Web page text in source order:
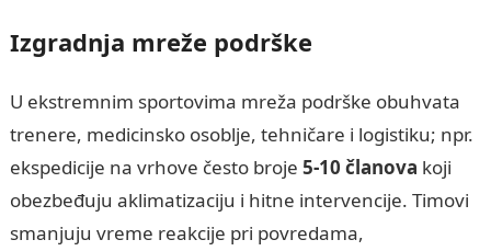
Izgradnja mreže podrške
U ekstremnim sportovima mreža podrške obuhvata
trenerе, medicinsko osoblje, tehničare i logistiku; npr.
ekspedicije na vrhove često broje 5-10 članova koji
obezbeđuju aklimatizaciju i hitne intervencije. Timovi
smanjuju vreme reakcije pri povredama,